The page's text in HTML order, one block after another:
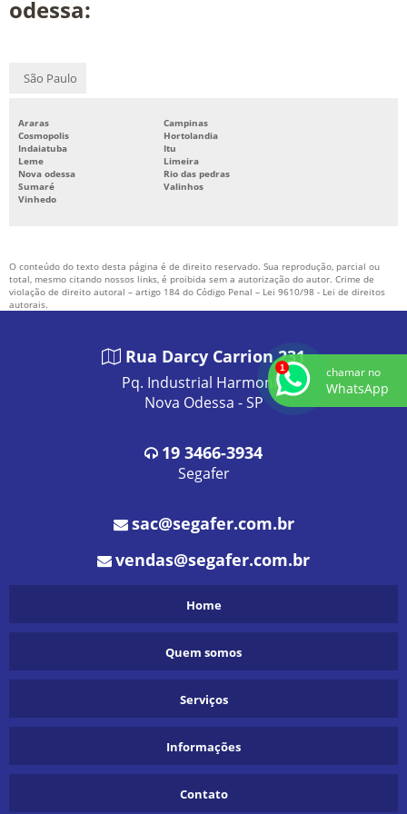
SUCATA DE COBRE PREÇO
SUCATA DE LATINHA
SUCATA DE METAIS FERROSOS
SUCATA DE METAIS NÃO FERROSOS
SUCATA MIUDA PESADA
SUCATAS DE AÇO INOXIDÁVEL EM CAMPINAS
VENDA DE SUCATA
VENDA DE SUCATA EM ENGENHEIRO COELHO
VENDA DE SUCATA EM TIETÊ
odessa:
São Paulo
Araras
Campinas
Cosmopolis
Hortolandia
Indaiatuba
Itu
Leme
Limeira
Nova odessa
Rio das pedras
Sumaré
Valinhos
Vinhedo
O conteúdo do texto desta página é de direito reservado. Sua reprodução, parcial ou
total, mesmo citando nossos links, é proibida sem a autorização do autor. Crime de
violação de direito autoral – artigo 184 do Código Penal – Lei 9610/98 - Lei de direitos
autorais.
Rua Darcy Carrion 231
Pq. Industrial Harmonia
Nova Odessa - SP
19 3466-3934
Segafer
sac@segafer.com.br
vendas@segafer.com.br
Home
Quem somos
Serviços
Informações
Contato
chamar no
WhatsApp